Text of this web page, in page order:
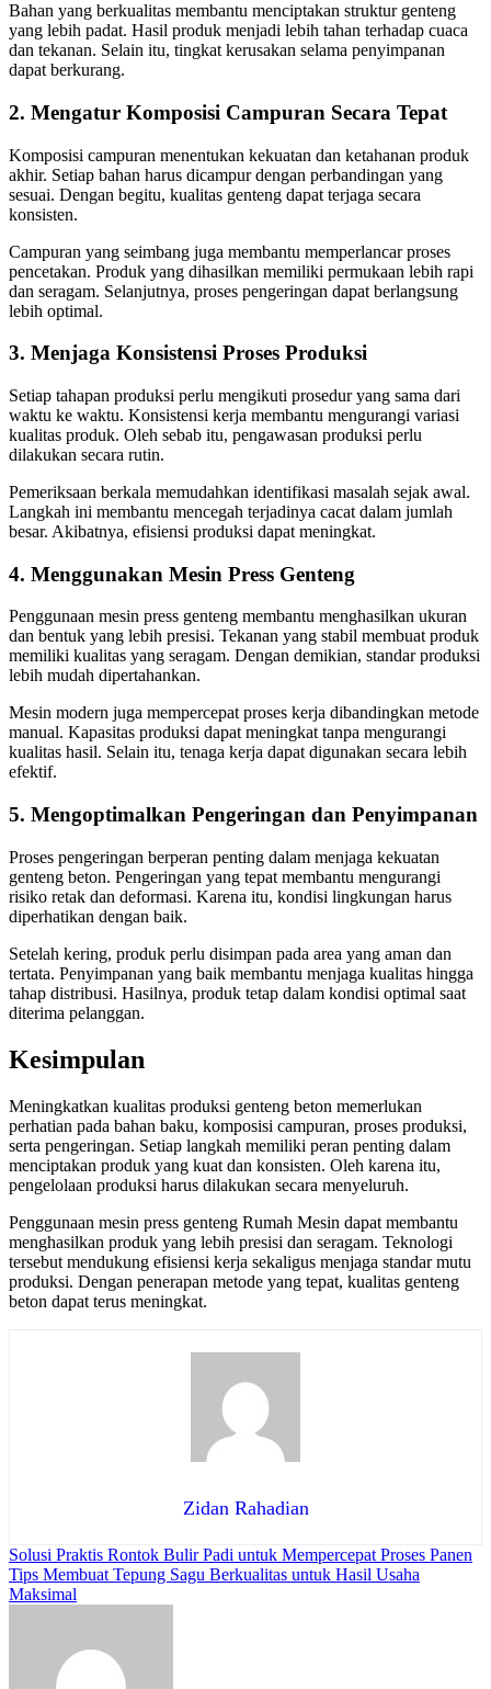
Bahan yang berkualitas membantu menciptakan struktur genteng
yang lebih padat. Hasil produk menjadi lebih tahan terhadap cuaca
dan tekanan. Selain itu, tingkat kerusakan selama penyimpanan
dapat berkurang.
2. Mengatur Komposisi Campuran Secara Tepat
Komposisi campuran menentukan kekuatan dan ketahanan produk
akhir. Setiap bahan harus dicampur dengan perbandingan yang
sesuai. Dengan begitu, kualitas genteng dapat terjaga secara
konsisten.
Campuran yang seimbang juga membantu memperlancar proses
pencetakan. Produk yang dihasilkan memiliki permukaan lebih rapi
dan seragam. Selanjutnya, proses pengeringan dapat berlangsung
lebih optimal.
3. Menjaga Konsistensi Proses Produksi
Setiap tahapan produksi perlu mengikuti prosedur yang sama dari
waktu ke waktu. Konsistensi kerja membantu mengurangi variasi
kualitas produk. Oleh sebab itu, pengawasan produksi perlu
dilakukan secara rutin.
Pemeriksaan berkala memudahkan identifikasi masalah sejak awal.
Langkah ini membantu mencegah terjadinya cacat dalam jumlah
besar. Akibatnya, efisiensi produksi dapat meningkat.
4. Menggunakan Mesin Press Genteng
Penggunaan mesin press genteng membantu menghasilkan ukuran
dan bentuk yang lebih presisi. Tekanan yang stabil membuat produk
memiliki kualitas yang seragam. Dengan demikian, standar produksi
lebih mudah dipertahankan.
Mesin modern juga mempercepat proses kerja dibandingkan metode
manual. Kapasitas produksi dapat meningkat tanpa mengurangi
kualitas hasil. Selain itu, tenaga kerja dapat digunakan secara lebih
efektif.
5. Mengoptimalkan Pengeringan dan Penyimpanan
Proses pengeringan berperan penting dalam menjaga kekuatan
genteng beton. Pengeringan yang tepat membantu mengurangi
risiko retak dan deformasi. Karena itu, kondisi lingkungan harus
diperhatikan dengan baik.
Setelah kering, produk perlu disimpan pada area yang aman dan
tertata. Penyimpanan yang baik membantu menjaga kualitas hingga
tahap distribusi. Hasilnya, produk tetap dalam kondisi optimal saat
diterima pelanggan.
Kesimpulan
Meningkatkan kualitas produksi genteng beton memerlukan
perhatian pada bahan baku, komposisi campuran, proses produksi,
serta pengeringan. Setiap langkah memiliki peran penting dalam
menciptakan produk yang kuat dan konsisten. Oleh karena itu,
pengelolaan produksi harus dilakukan secara menyeluruh.
Penggunaan mesin press genteng Rumah Mesin dapat membantu
menghasilkan produk yang lebih presisi dan seragam. Teknologi
tersebut mendukung efisiensi kerja sekaligus menjaga standar mutu
produksi. Dengan penerapan metode yang tepat, kualitas genteng
beton dapat terus meningkat.
Zidan Rahadian
Post
navigation
Solusi Praktis Rontok Bulir Padi untuk Mempercepat Proses Panen
Tips Membuat Tepung Sagu Berkualitas untuk Hasil Usaha
Maksimal